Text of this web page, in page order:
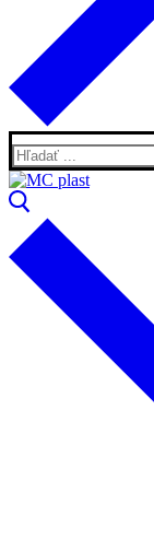
Hľadať: